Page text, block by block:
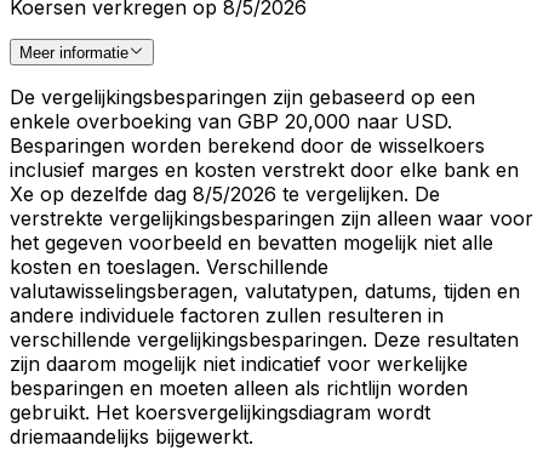
Koersen verkregen op 8/5/2026
Meer informatie
De vergelijkingsbesparingen zijn gebaseerd op een
enkele overboeking van GBP 20,000 naar USD.
Besparingen worden berekend door de wisselkoers
inclusief marges en kosten verstrekt door elke bank en
Xe op dezelfde dag 8/5/2026 te vergelijken. De
verstrekte vergelijkingsbesparingen zijn alleen waar voor
het gegeven voorbeeld en bevatten mogelijk niet alle
kosten en toeslagen. Verschillende
valutawisselingsberagen, valutatypen, datums, tijden en
andere individuele factoren zullen resulteren in
verschillende vergelijkingsbesparingen. Deze resultaten
zijn daarom mogelijk niet indicatief voor werkelijke
besparingen en moeten alleen als richtlijn worden
gebruikt. Het koersvergelijkingsdiagram wordt
driemaandelijks bijgewerkt.